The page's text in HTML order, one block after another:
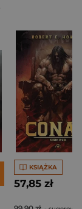
KSIĄŻKA
57,85 zł